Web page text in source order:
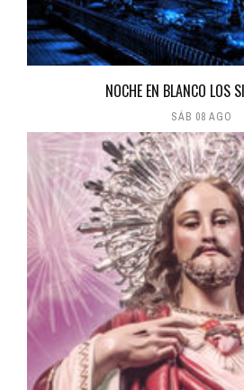
NOCHE EN BLANCO LOS
SÁB 08 AGO